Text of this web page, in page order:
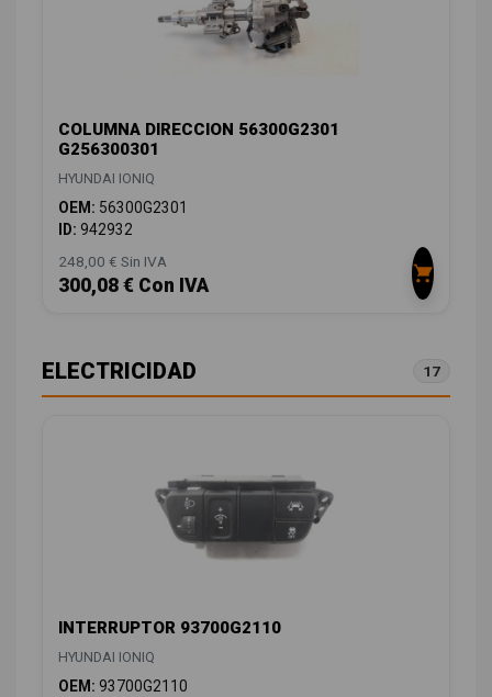
COLUMNA DIRECCION 56300G2301
G256300301
HYUNDAI IONIQ
OEM: 56300G2301
ID: 942932
248,00 € Sin IVA
300,08 € Con IVA
ELECTRICIDAD 17
INTERRUPTOR 93700G2110
HYUNDAI IONIQ
OEM: 93700G2110